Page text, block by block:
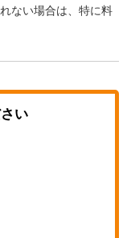
ない場合は、特に料
い